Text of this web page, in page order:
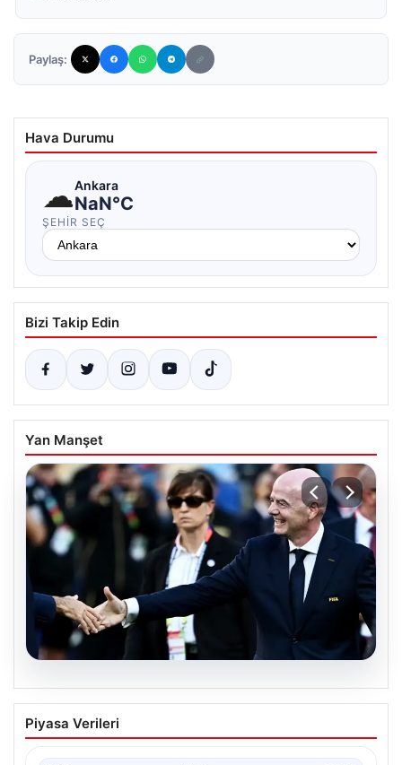
Paylaş:
Hava Durumu
☁Ankara
NaN°C
ŞEHIR SEÇ
Bizi Takip Edin
Yan Manşet
04.08.2026
Ürdün Futbol Federasyonu
Başkanı’ndan FIFA Başkanı’na Sert
Piyasa Verileri